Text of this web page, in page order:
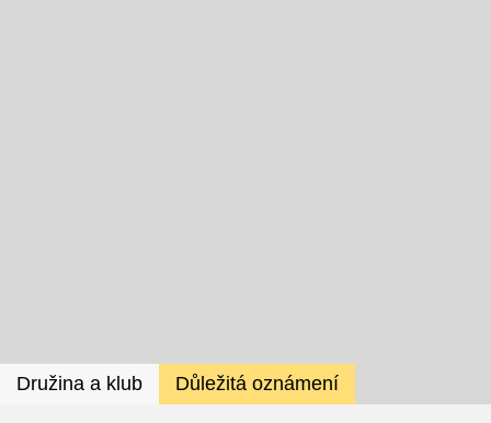
Družina a klub Důležitá oznámení